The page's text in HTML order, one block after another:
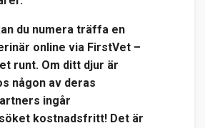
du numera träffa en
online via FirstVet –
runt. Om ditt djur är
någon av deras
ingår
kostnadsfritt! Det är